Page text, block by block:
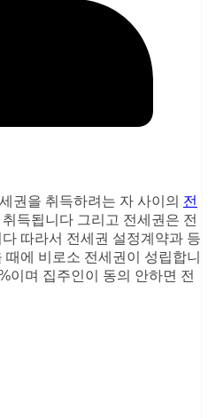
권을 취득하려는 자 사이의 전
득됩니다 그리고 전세권은 전
따라서 전세권 설정계약과 등
에 비로소 전세권이 성립합니
이며 집주인이 동의 안하면 전